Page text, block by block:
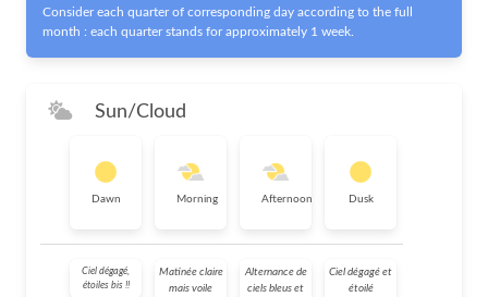
Consider each quarter of corresponding day according to the full
month : each quarter stands for approximately 1 week.
Sun/Cloud
Dawn Morning Afternoon Dusk
Ciel dégagé,
étoiles bis !!
Matinée claire
mais voile
Alternance de
ciels bleus et
Ciel dégagé et
étoilé